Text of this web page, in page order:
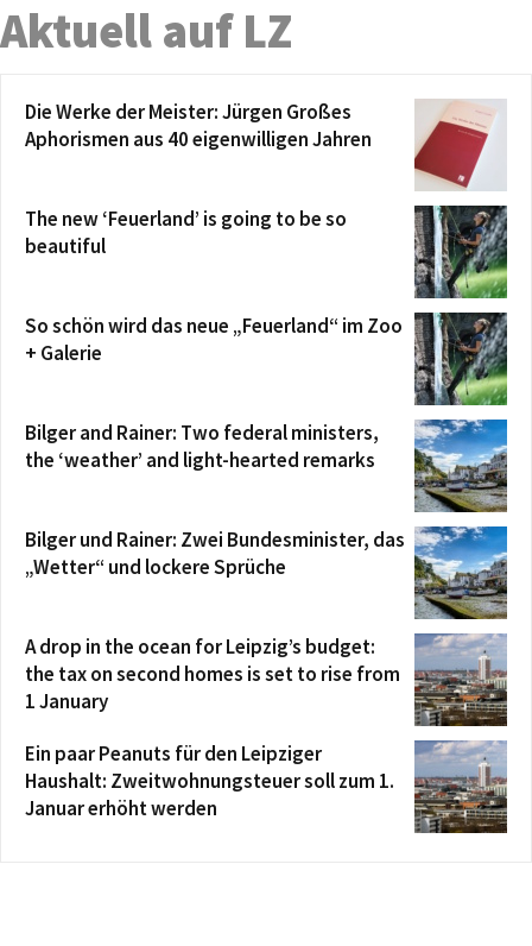
Aktuell auf LZ
Die Werke der Meister: Jürgen Großes
Aphorismen aus 40 eigenwilligen Jahren
The new ‘Feuerland’ is going to be so
beautiful
So schön wird das neue „Feuerland“ im Zoo
+ Galerie
Bilger and Rainer: Two federal ministers,
the ‘weather’ and light-hearted remarks
Bilger und Rainer: Zwei Bundesminister, das
„Wetter“ und lockere Sprüche
A drop in the ocean for Leipzig’s budget:
the tax on second homes is set to rise from
1 January
Ein paar Peanuts für den Leipziger
Haushalt: Zweitwohnungsteuer soll zum 1.
Januar erhöht werden